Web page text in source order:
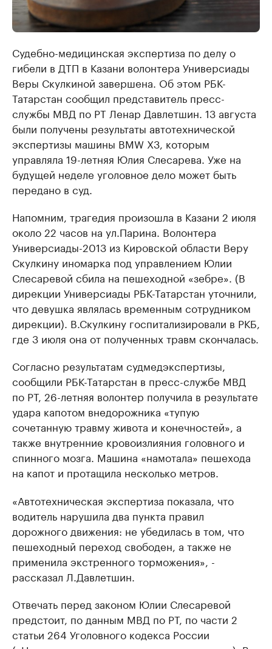
Судебно-медицинская экспертиза по делу о
гибели в ДТП в Казани волонтера Универсиады
Веры Скулкиной завершена. Об этом РБК-
Татарстан сообщил представитель пресс-
службы МВД по РТ Ленар Давлетшин. 13 августа
были получены результаты автотехнической
экспертизы машины BMW X3, которым
управляла 19-летняя Юлия Слесарева. Уже на
будущей неделе уголовное дело может быть
передано в суд.
Напомним, трагедия произошла в Казани 2 июля
около 22 часов на ул.Парина. Волонтера
Универсиады-2013 из Кировской области Веру
Скулкину иномарка под управлением Юлии
Слесаревой сбила на пешеходной «зебре». (В
дирекции Универсиады РБК-Татарстан уточнили,
что девушка являлась временным сотрудником
дирекции). В.Скулкину госпитализировали в РКБ,
где 3 июля она от полученных травм скончалась.
Согласно результатам судмедэкспертизы,
сообщили РБК-Татарстан в пресс-службе МВД
по РТ, 26-летняя волонтер получила в результате
удара капотом внедорожника «тупую
сочетанную травму живота и конечностей», а
также внутренние кровоизлияния головного и
спинного мозга. Машина «намотала» пешехода
на капот и протащила несколько метров.
«Автотехническая экспертиза показала, что
водитель нарушила два пункта правил
дорожного движения: не убедилась в том, что
пешеходный переход свободен, а также не
применила экстренного торможения», -
рассказал Л.Давлетшин.
Отвечать перед законом Юлии Слесаревой
предстоит, по данным МВД по РТ, по части 2
статьи 264 Уголовного кодекса России